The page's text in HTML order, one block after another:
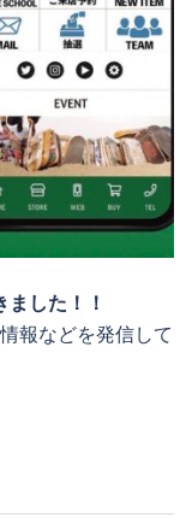
ました！！
報などを発信して